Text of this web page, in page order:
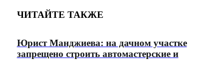
ЧИТАЙТЕ ТАКЖЕ
Юрист Манджиева: на дачном участке
запрещено строить автомастерские и